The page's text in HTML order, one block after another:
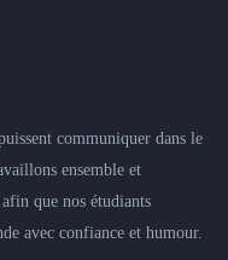
communiquer dans le
ensemble et
que nos étudiants
avec confiance et humour.